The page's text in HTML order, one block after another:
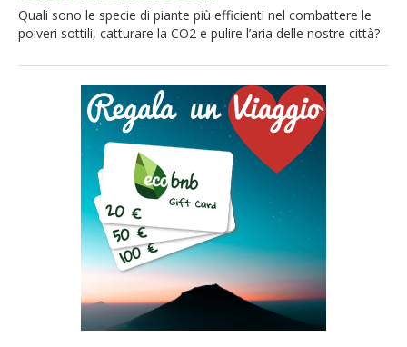
Quali sono le specie di piante più efficienti nel combattere le
polveri sottili, catturare la CO2 e pulire l’aria delle nostre città?
cruciale giocato dagli alberi nel ridurre emissioni di CO2 e
combattere lo smog delle nostre città. Un recente studio di
Coldiretti mostra […]